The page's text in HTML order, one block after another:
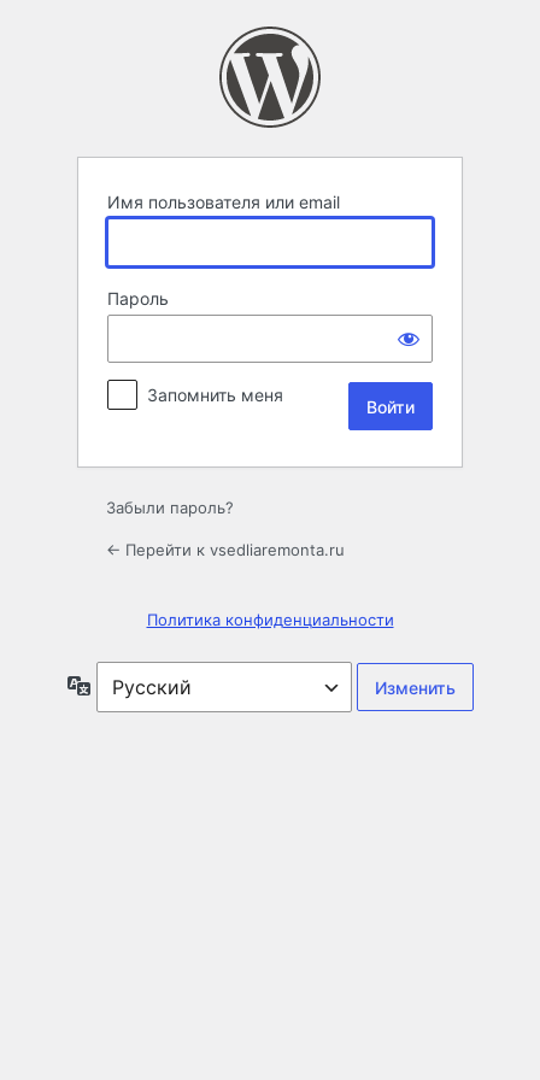
Имя пользователя или email
Пароль
Запомнить меня
Забыли пароль?
← Перейти к vsedliaremonta.ru
Политика конфиденциальности
Язык